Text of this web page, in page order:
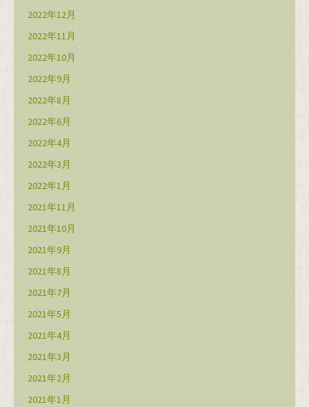
2022年12月
2022年11月
2022年10月
2022年9月
2022年8月
2022年6月
2022年4月
2022年3月
2022年1月
2021年11月
2021年10月
2021年9月
2021年8月
2021年7月
2021年5月
2021年4月
2021年3月
2021年2月
2021年1月